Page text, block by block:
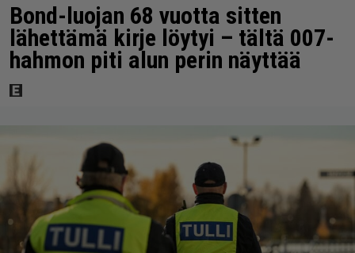
Bond-luojan 68 vuotta sitten
lähettämä kirje löytyi – tältä 007-
hahmon piti alun perin näyttää